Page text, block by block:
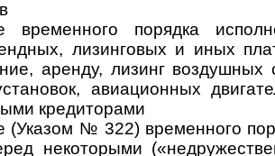
временного порядка
лизинговых и иных
аренду, лизинг воз­душ­ных
ави­а­ци­он­ных
кре­ди­торами
(Указом № 322) временного
не­ко­то­ры­ми